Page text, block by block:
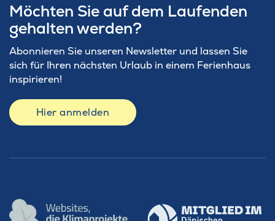
Möchten Sie auf dem Laufenden
gehalten werden?
Abonnieren Sie unseren Newsletter und lassen Sie
sich für Ihren nächsten Urlaub in einem Ferienhaus
inspirieren!
Hier anmelden